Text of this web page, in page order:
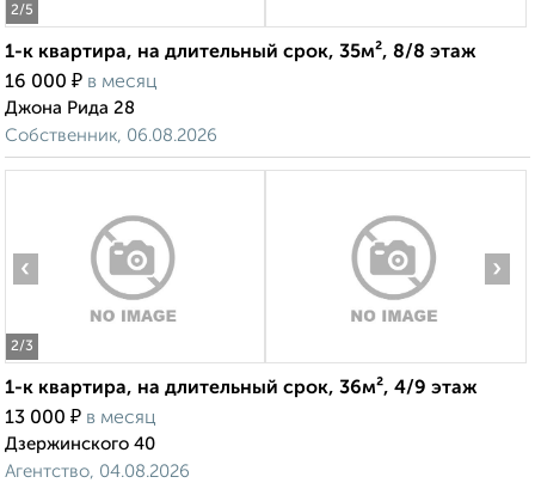
2/5
1-к квартира, на длительный срок, 35м², 8/8 этаж
16 000 ₽ в месяц
Джона Рида 28
Собственник, 06.08.2026
2/3
‹ ›
1-к квартира, на длительный срок, 36м², 4/9 этаж
13 000 ₽ в месяц
Дзержинского 40
Агентство, 04.08.2026